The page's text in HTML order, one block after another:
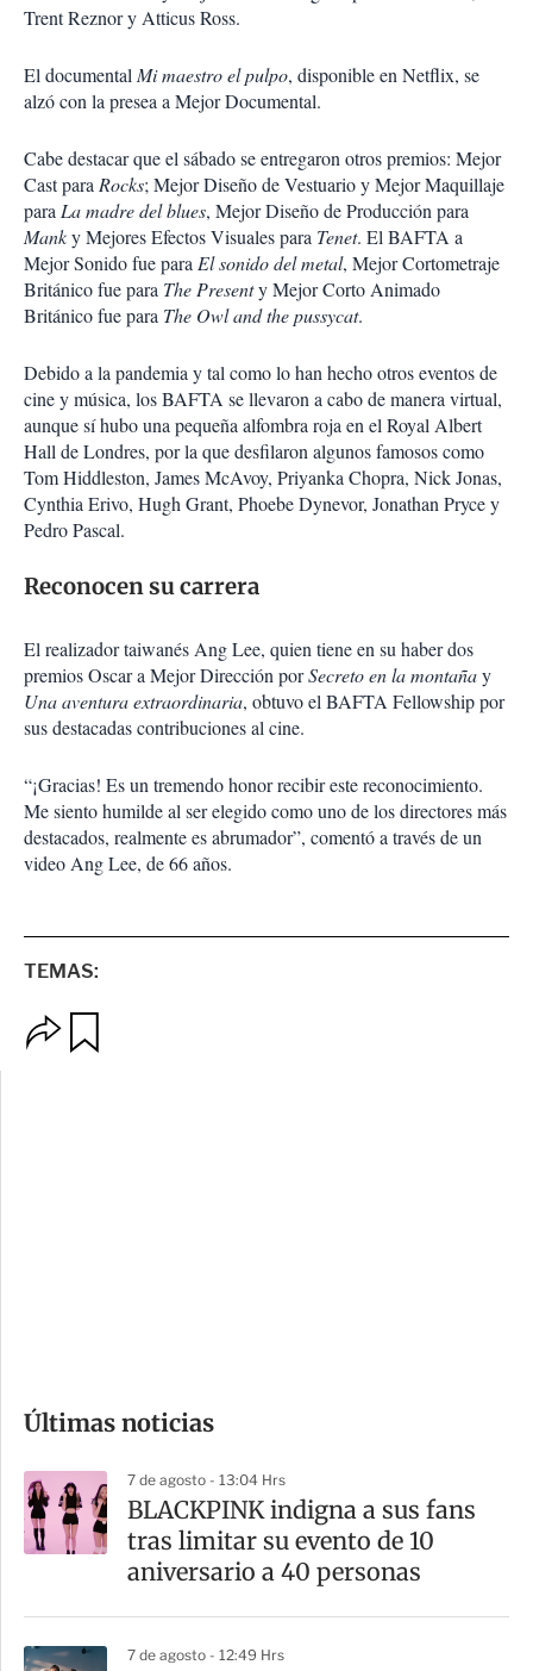
Trent Reznor y Atticus Ross.
El documentalMi maestroel pulpo, disponible en Netflix, se
alzó con la presea a Mejor Documental.
Cabe destacar que el sábado se entregaron otros premios: Mejor
Cast paraRocks; Mejor Diseño de Vestuario y Mejor Maquillaje
paraLa madre del blues, Mejor Diseño de Producción para
Manky Mejores Efectos Visuales para Tenet. El BAFTA a
Mejor Sonido fue paraEl sonido del metal, Mejor Cortometraje
Británico fue para The Presenty Mejor Corto Animado
Británico fue para The Owl and the pussycat.
Debido a la pandemia y tal como lo han hecho otros eventos de
cine y música, los BAFTA se llevaron a cabo de manera virtual,
aunque sí hubo una pequeña alfombra roja en el Royal Albert
Hall de Londres, por la que desfilaron algunos famosos como
Tom Hiddleston, James McAvoy, Priyanka Chopra, Nick Jonas,
Cynthia Erivo, Hugh Grant, Phoebe Dynevor, Jonathan Pryce y
Pedro Pascal.
Reconocen su carrera
El realizador taiwanés Ang Lee, quien tiene en su haber dos
premios Oscar a Mejor Dirección porSecreto en la montañay
Una aventura extraordinaria, obtuvo el BAFTA Fellowship por
sus destacadas contribuciones al cine.
“¡Gracias! Es un tremendo honor recibir este reconocimiento.
Me siento humilde al ser elegido como uno de los directores más
destacados, realmente es abrumador”, comentó a través de un
video Ang Lee, de 66 años.
TEMAS:
m
a
r
t
Últimas noticias
7 de agosto - 13:04 Hrs
BLACKPINK indigna a sus fans
tras limitar su evento de 10
aniversario a 40 personas
7 de agosto - 12:49 Hrs